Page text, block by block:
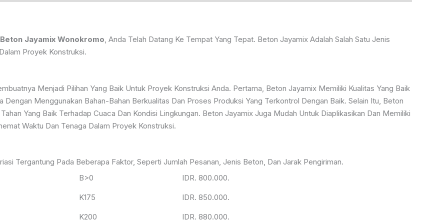
Jayamix Wonokromo, Anda Telah Datang Ke Tempat Yang Tepat. Beton Jayamix Adalah Salah Satu Jenis
Proyek Konstruksi.
Menjadi Pilihan Yang Baik Untuk Proyek Konstruksi Anda. Pertama, Beton Jayamix Memiliki Kualitas Yang Baik
Menggunakan Bahan-Bahan Berkualitas Dan Proses Produksi Yang Terkontrol Dengan Baik. Selain Itu, Beton
Yang Baik Terhadap Cuaca Dan Kondisi Lingkungan. Beton Jayamix Juga Mudah Untuk Diaplikasikan Dan Memiliki
Waktu Dan Tenaga Dalam Proyek Konstruksi.
Tergantung Pada Beberapa Faktor, Seperti Jumlah Pesanan, Jenis Beton, Dan Jarak Pengiriman.
B>0
IDR. 800.000.
K175 IDR. 850.000.
K200 IDR. 880.000.